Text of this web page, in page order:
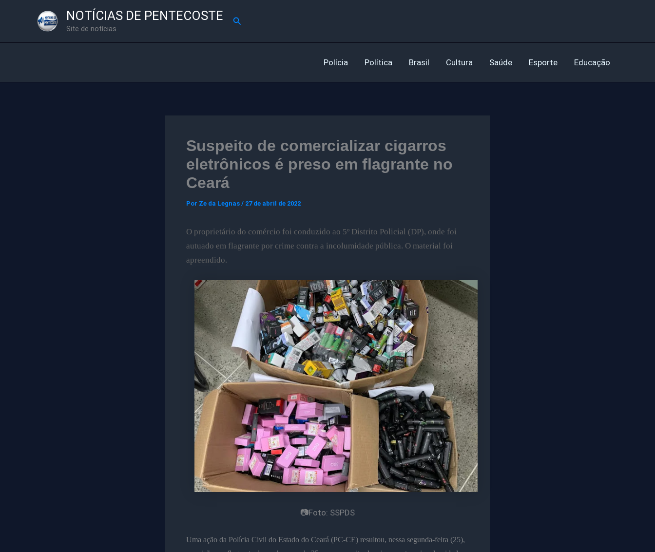
NOTÍCIAS DE PENTECOSTE
Site de notícias
Pesquisar
Polícia Política Brasil Cultura Saúde Esporte Educação
Suspeito de comercializar cigarros
eletrônicos é preso em flagrante no
Ceará
Por Ze da Legnas / 27 de abril de 2022
O proprietário do comércio foi conduzido ao 5º Distrito Policial (DP), onde foi
autuado em flagrante por crime contra a incolumidade pública. O material foi
apreendido.
📷Foto: SSPDS
Uma ação da Polícia Civil do Estado do Ceará (PC-CE) resultou, nessa segunda-feira (25),